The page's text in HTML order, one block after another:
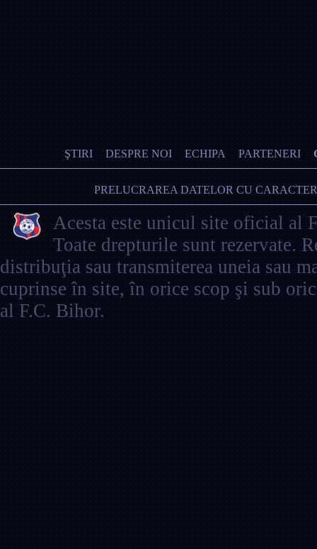
ŞTIRI DESPRE NOI ECHIPA PARTENERI
PRELUCRAREA DATELOR CU
Acesta este unicul site oficial al
Toate drepturile sunt rezervate.
distribuţia sau transmiterea uneia sau
cuprinse în site, în orice scop şi sub
al F.C. Bihor.